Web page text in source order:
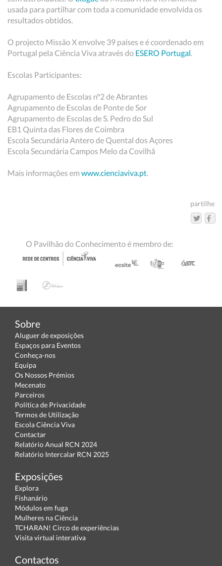
usada para partilhar com toda a comunidade envolvida os
resultados obtidos.
O projecto Missão X envolve 39 países e é coordenado em
Portugal pela Ciência Viva através do ESERO Portugal.
Escolas Participantes:
Agrupamento de Escolas nº2 de Abrantes
Agrupamento de Escolas de Ponte de Sor
Agrupamento de Escolas de S. Pedro do Sul
EB1 Quinta das Flores de Coimbra
Escola Secundária Antero de Quental dos Açores
Escola Secundária Campos Melo da Covilhã
Mais informações em www.cienciaviva.pt.
partilhe
O Pavilhão do Conhecimento é membro de:
Sobre
Aluguer de exposições
Espaços para Eventos
Conheça-nos
Equipa
Os Nossos Prémios
Mecenato
Parceiros
Política de Privacidade
Termos de Utilização
Escola Ciência Viva
Contactar
Relatório Anual RCN 2024
Relatório Intercalar RCN 2025
Exposições
Explora
Fishanário
Módulos em fuga
Mulheres na Ciência
TCHARAN! Circo de experiências
Visita virtual interativa
Contactos